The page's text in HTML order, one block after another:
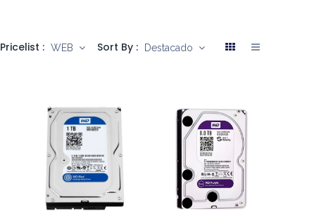
Pricelist : WEB Sort By : Destacado